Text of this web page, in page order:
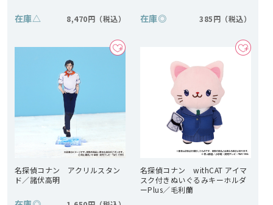
在庫△ 8,470円 在庫◎ 385円
名探偵コナン アクリルスタン
ド／諸伏高明
名探偵コナン withCAT アイマ
スク付きぬいぐるみキーホルダ
ーPlus／毛利蘭